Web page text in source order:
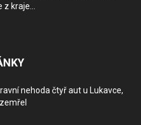
z kraje...
nehoda čtyř aut u Lukavce,